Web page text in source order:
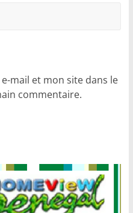
mail et mon site dans le
commentaire.